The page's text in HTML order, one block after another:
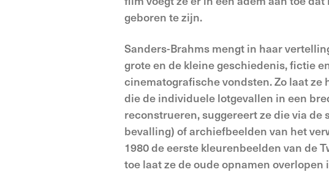
geboren te zijn.
Sanders-Brahms mengt in haar
grote en de kleine geschiedenis, fictie
cinematografische vondsten. Zo laat
die de individuele lotgevallen in een
reconstrueren, suggereert ze die via
bevalling) of archiefbeelden van het
1980 de eerste kleurenbeelden van de
toe laat ze de oude opnamen